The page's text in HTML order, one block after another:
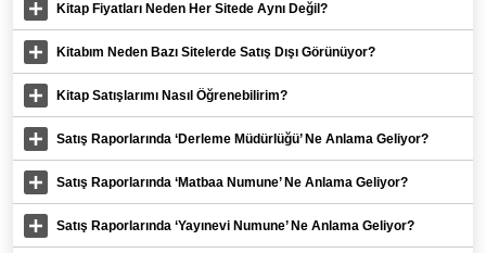
Kitap Fiyatları Neden Her Sitede Aynı Değil?
Kitabım Neden Bazı Sitelerde Satış Dışı Görünüyor?
Kitap Satışlarımı Nasıl Öğrenebilirim?
Satış Raporlarında ‘Derleme Müdürlüğü’ Ne Anlama Geliyor?
Satış Raporlarında ‘Matbaa Numune’ Ne Anlama Geliyor?
Satış Raporlarında ‘Yayınevi Numune’ Ne Anlama Geliyor?